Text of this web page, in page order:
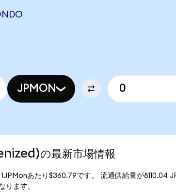
JPMON
の最新市場情報
あたり$360.79です。 流通供給量が8110.04
ります。